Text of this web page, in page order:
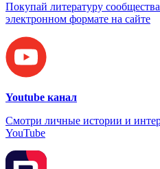
Покупай литературу
электронном формате на сайте
Youtube канал
Смотри личные истории и
YouTube